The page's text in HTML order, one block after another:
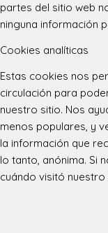
partes del sitio web
ninguna información
Cookies analíticas
Estas cookies nos
circulación para
nuestro sitio. Nos
menos populares, y
la información que
lo tanto, anónima. Si
cuándo visitó nuestro